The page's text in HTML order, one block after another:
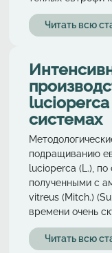
Читать всю
lucioperca
системах
подращиванию
lucioperca (L.),
полученными с
vitreus (Mitch.)
времени очень
Читать всю